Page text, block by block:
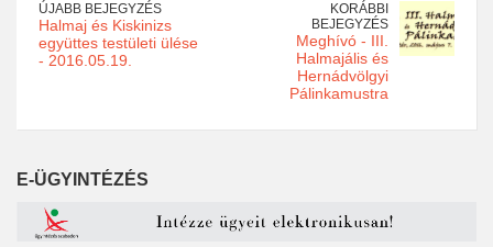
ÚJABB BEJEGYZÉS
Halmaj és Kiskinizs
együttes testületi ülése
- 2016.05.19.
KORÁBBI
BEJEGYZÉS
Meghívó - III.
Halmajális és
Hernádvölgyi
Pálinkamustra
E-ÜGYINTÉZÉS